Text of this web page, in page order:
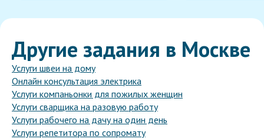
Другие задания в Москве
Услуги швеи на дому
Онлайн консультация электрика
Услуги компаньонки для пожилых женщин
Услуги сварщика на разовую работу
Услуги рабочего на дачу на один день
Услуги репетитора по сопромату